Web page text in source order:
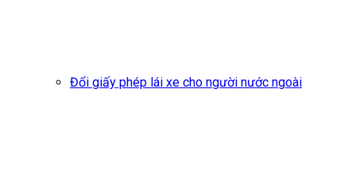
Đổi giấy phép lái xe cho người nước ngoài